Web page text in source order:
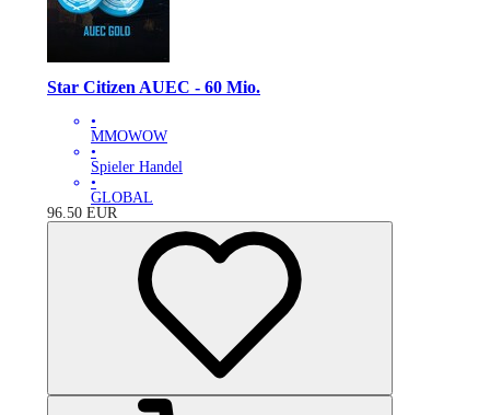
Star Citizen AUEC - 60 Mio.
•
MMOWOW
•
Spieler Handel
•
GLOBAL
96.50 EUR